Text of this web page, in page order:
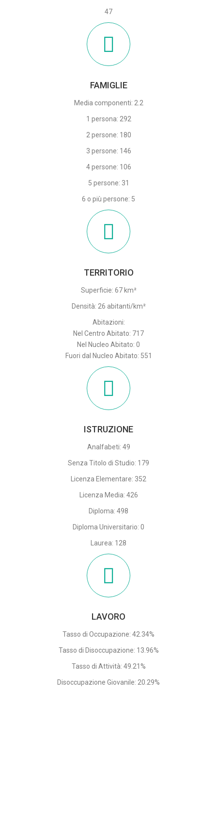
47
FAMIGLIE
Media componenti: 2.2
1 persona: 292
2 persone: 180
3 persone: 146
4 persone: 106
5 persone: 31
6 o più persone: 5
TERRITORIO
Superficie: 67 km²
Densità: 26 abitanti/km²
Abitazioni:
Nel Centro Abitato: 717
Nel Nucleo Abitato: 0
Fuori dal Nucleo Abitato: 551
ISTRUZIONE
Analfabeti: 49
Senza Titolo di Studio: 179
Licenza Elementare: 352
Licenza Media: 426
Diploma: 498
Diploma Universitario: 0
Laurea: 128
LAVORO
Tasso di Occupazione: 42.34%
Tasso di Disoccupazione: 13.96%
Tasso di Attività: 49.21%
Disoccupazione Giovanile: 20.29%